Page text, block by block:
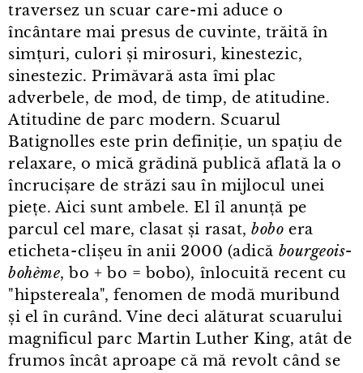
traversez un scuar care⁠-⁠mi aduce o
încântare mai presus de cuvinte, trăită în
simțuri, culori și mirosuri, kinestezic,
sinestezic. Primăvară asta îmi plac
adverbele, de mod, de timp, de atitudine.
Atitudine de parc modern. Scuarul
Batignolles este prin definiție, un spațiu de
relaxare, o mică grădină publică aflată la o
încrucișare de străzi sau în mijlocul unei
piețe. Aici sunt ambele. El îl anunță pe
parcul cel mare, clasat și rasat,bobo era
eticheta⁠-⁠clișeu în anii 2000 (adică bourgeois-
bohème, bo + bo = bobo), înlocuită recent cu
"hipstereala", fenomen de modă muribund
și el în curând. Vine deci alăturat scuarului
magnificul parc Martin Luther King, atât de
frumos încât aproape că mă revolt când se